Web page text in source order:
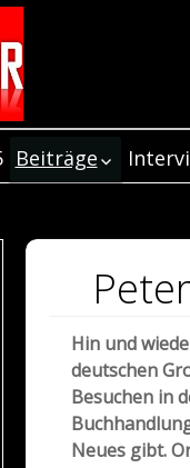
Beiträge
Beiträge aus dem
Jahr 2020
Beiträge aus dem
Beiträge aus dem
Jahr 2018
Beiträge aus dem
Jahr 2017
Beiträge aus dem
Hin und
deutschen
Besuchen in
Neues gibt.